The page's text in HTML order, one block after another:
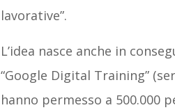
lavorative”.
L’idea nasce anche in
“Google Digital Training”
hanno permesso a 500.000